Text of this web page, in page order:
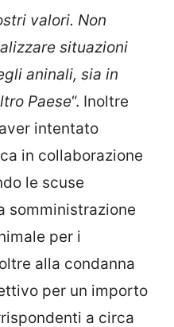
valori. Non
situazioni
aninali, sia in
Paese“. Inoltre
intentato
in collaborazione
le scuse
somministrazione
per i
alla condanna
per un importo
a circa